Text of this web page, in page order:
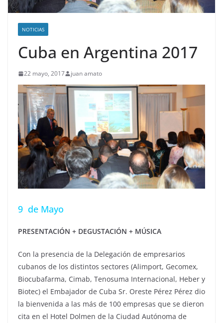
NOTICIAS
Cuba en Argentina 2017
22 mayo, 2017 juan amato
9 de Mayo
PRESENTACIÓN + DEGUSTACIÓN + MÚSICA
Con la presencia de la Delegación de empresarios
cubanos de los distintos sectores (Alimport, Gecomex,
Biocubafarma, Cimab, Tenosuma Internacional, Heber y
Biotec) el Embajador de Cuba Sr. Oreste Pérez Pérez dio
la bienvenida a las más de 100 empresas que se dieron
cita en el Hotel Dolmen de la Ciudad Autónoma de